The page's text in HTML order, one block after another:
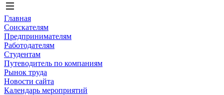
Главная
Соискателям
Предпринимателям
Работодателям
Студентам
Путеводитель по компаниям
Рынок труда
Новости сайта
Календарь мероприятий